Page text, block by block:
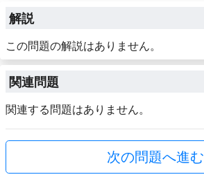
解説
この問題の解説はありません。
関連問題
関連する問題はありません。
次の問題へ進む